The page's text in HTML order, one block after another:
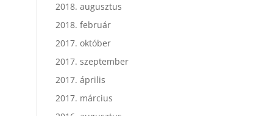
2018. augusztus
2018. február
2017. október
2017. szeptember
2017. április
2017. március